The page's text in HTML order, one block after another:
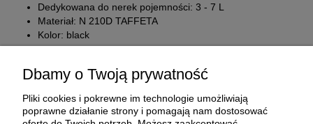
Dedykowana do nerek pojemności: 3 - 7 L
Materiał: N 210D TAFFETA
Kolor: black
Dbamy o Twoją prywatność
Pliki cookies i pokrewne im technologie umożliwiają
poprawne działanie strony i pomagają nam dostosować